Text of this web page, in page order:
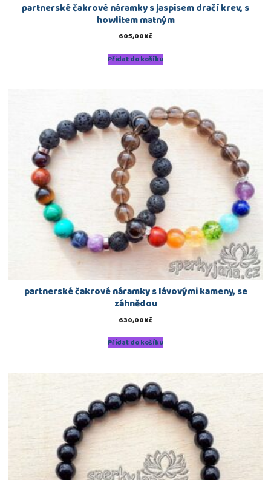
partnerské čakrové náramky s jaspisem dračí krev, s
howlitem matným
605,00Kč
Přidat do košíku
partnerské čakrové náramky s lávovými kameny, se
záhnědou
630,00Kč
Přidat do košíku